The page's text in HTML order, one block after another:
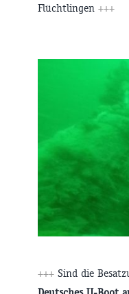
Flüchtlingen +++
+++ Sind die